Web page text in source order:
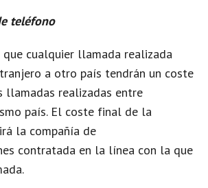
teléfono
que cualquier llamada realizada
a otro país tendrán un coste
llamadas realizadas entre
país. El coste final de la
la compañía de
contratada en la línea con la que